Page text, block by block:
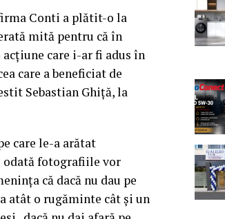
firma Conti a plătit-o la
mită pentru că în
acţiune care i-ar fi adus în
care a beneficiat de
Sebastian Ghiţă, la
care le-a arătat
odată fotografiile vor
că dacă nu dau pe
atât o rugăminte cât şi un